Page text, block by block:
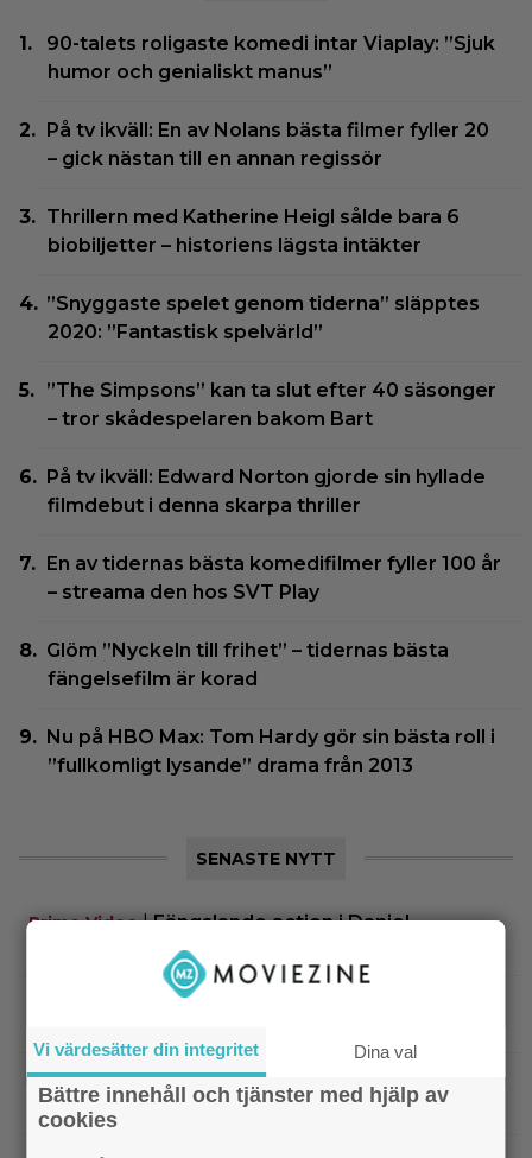
90-talets roligaste komedi intar Viaplay: ”Sjuk
humor och genialiskt manus”
På tv ikväll: En av Nolans bästa filmer fyller 20
– gick nästan till en annan regissör
Thrillern med Katherine Heigl sålde bara 6
biobiljetter – historiens lägsta intäkter
”Snyggaste spelet genom tiderna” släpptes
2020: ”Fantastisk spelvärld”
”The Simpsons” kan ta slut efter 40 säsonger
– tror skådespelaren bakom Bart
På tv ikväll: Edward Norton gjorde sin hyllade
filmdebut i denna skarpa thriller
En av tidernas bästa komedifilmer fyller 100 år
– streama den hos SVT Play
Glöm ”Nyckeln till frihet” – tidernas bästa
fängelsefilm är korad
Nu på HBO Max: Tom Hardy gör sin bästa roll i
”fullkomligt lysande” drama från 2013
SENASTE NYTT
Prime Video|Fängslande action i Daniel
Radcliffes drama från 2020 – nu på streaming
KRÖNIKA: Pssst…sanningen är att du inte
Klassiker|Glöm ”Nyckeln till frihet” – tidernas
bästa fängelsefilm är korad
Vi värdesätter din integritet Dina val
Bättre innehåll och tjänster med hjälp av
cookies